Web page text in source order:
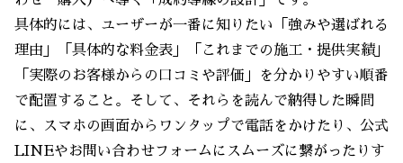
具体的には、ユーザーが一番に知りたい「強みや選ばれる
理由」「具体的な料金表」「これまでの施工・提供実績」
「実際のお客様からの口コミや評価」を分かりやすい順番
で配置すること。そして、それらを読んで納得した瞬間
に、スマホの画面からワンタップで電話をかけたり、公式
LINEやお問い合わせフォームにスムーズに繋がったりす